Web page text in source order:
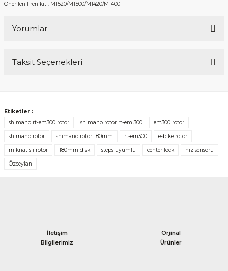
Önerilen Fren kiti: MT520/MT500/MT420/MT400
Yorumlar
Taksit Seçenekleri
Etiketler :
shimano rt-em300 rotor
shimano rotor rt-em 300 em300 rotor
shimano rotor shimano rotor 180mm rt-em300 e-bike rotor
mıknatıslı rotor 180mm disk steps uyumlu center lock hız sensörü
Özceylan
İletişim
Bilgilerimiz
Orjinal
Ürünler